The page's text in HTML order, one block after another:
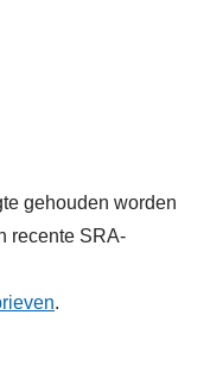
gehouden worden
recente SRA-
.